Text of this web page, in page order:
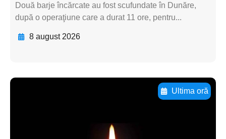
Două barje încărcate au fost scufundate în Dunăre,
după o operaţiune care a durat 11 ore, pentru...
8 august 2026
Ultima oră
subtitluAdaugă aici